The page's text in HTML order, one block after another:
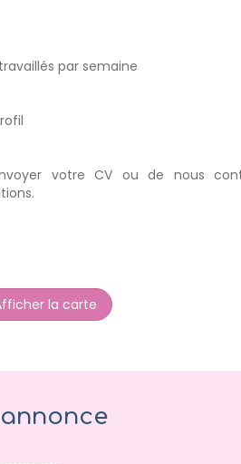
par semaine
votre CV ou de nous
la carte